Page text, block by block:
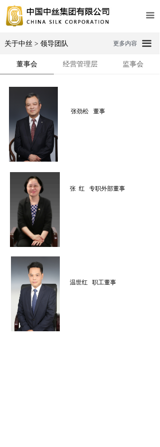
끀
网站首页
企业文化
社会责任
人力资源
专题专栏
信息公开
关于中丝 > 领导团队 끀
更多内容
董事会 经营管理层 监事会
张劲松 董事
张 红 专职外部董事
温世红 职工董事